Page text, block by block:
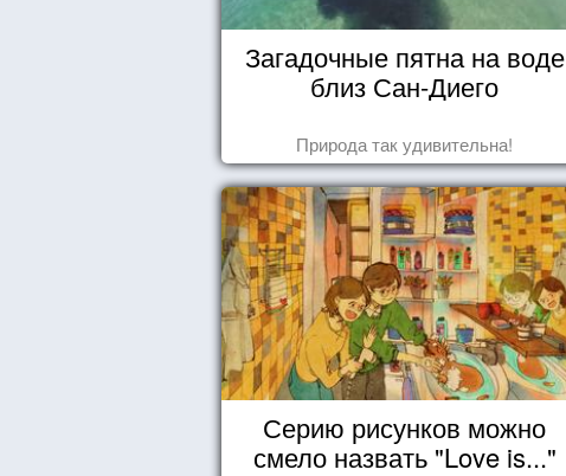
Загадочные пятна на воде
близ Сан-Диего
Природа так удивительна!
Серию рисунков можно
смело назвать "Love is..."